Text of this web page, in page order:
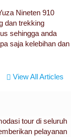
Nineten 910
dan trekking
sehingga anda
saja kelebihan dan
View All Articles
tour di seluruh
pelayanan